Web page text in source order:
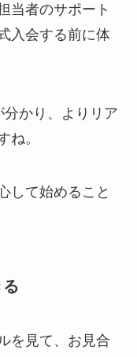
当者のサポート
入会する前に体
かり、よりリア
ね。
して始めること
を見て、お見合